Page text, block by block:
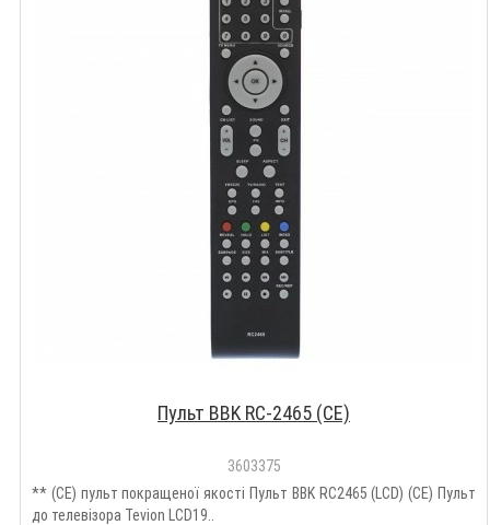
Пульт BBK RC-2465 (CE)
3603375
** (CE) пульт покращеної якості Пульт BBK RC2465 (LCD) (CE) Пульт
до телевізора Tevion LCD19..